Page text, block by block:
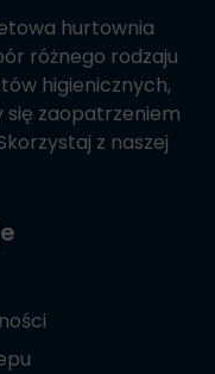
hurtownia
różnego rodzaju
higienicznych,
się zaopatrzeniem
z naszej